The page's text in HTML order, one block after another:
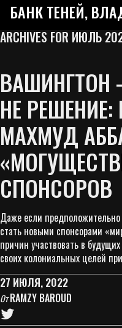
БАНК ТЕНЕЙ,
ARCHIVES FOR ИЮЛЬ
НЕ
МАХМУД
СПОНСОРОВ
Даже если
стать новыми спонсорами
причин участвовать в
своих колониальных целей
27 ИЮЛЯ, 2022
ОтRAMZY BAROUD